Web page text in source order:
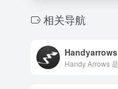
相关导航
Handyarrows